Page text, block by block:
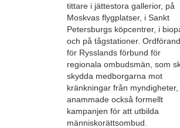
tittare i jättestora gallerior, på
Moskvas flygplatser, i Sankt
Petersburgs köpcentrer, i
och på tågstationer.
för Rysslands förbund för
regionala ombudsmän, som
skydda medborgarna mot
kränkningar från myndigheter,
anammade också formellt
kampanjen för att utbilda
människorättsombud.